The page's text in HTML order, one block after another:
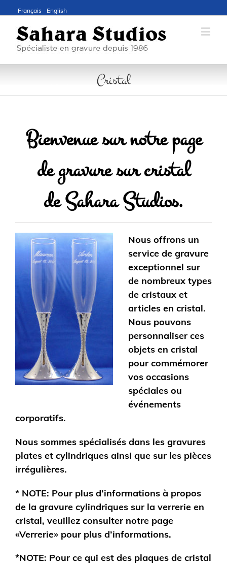
Français English
Cristal
Bienvenue sur notre page
de gravure sur cristal
de Sahara Studios.
Nous offrons un
service de gravure
exceptionnel sur
de nombreux types
de cristaux et
articles en cristal.
Nous pouvons
personnaliser ces
objets en cristal
pour commémorer
vos occasions
spéciales ou
événements
corporatifs.
Nous sommes spécialisés dans les gravures
plates et cylindriques ainsi que sur les pièces
irrégulières.
* NOTE: Pour plus d’informations à propos
de la gravure cylindriques sur la verrerie en
cristal, veuillez consulter notre page
«Verrerie» pour plus d’informations.
*NOTE: Pour ce qui est des plaques de cristal